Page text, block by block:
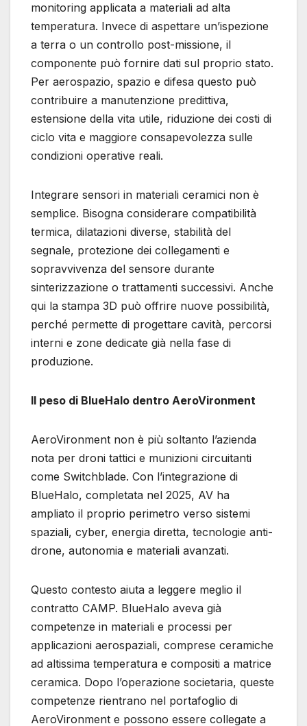
monitoring applicata a materiali ad alta
temperatura. Invece di aspettare un’ispezione
a terra o un controllo post-missione, il
componente può fornire dati sul proprio stato.
Per aerospazio, spazio e difesa questo può
contribuire a manutenzione predittiva,
estensione della vita utile, riduzione dei costi di
ciclo vita e maggiore consapevolezza sulle
condizioni operative reali.
Integrare sensori in materiali ceramici non è
semplice. Bisogna considerare compatibilità
termica, dilatazioni diverse, stabilità del
segnale, protezione dei collegamenti e
sopravvivenza del sensore durante
sinterizzazione o trattamenti successivi. Anche
qui la stampa 3D può offrire nuove possibilità,
perché permette di progettare cavità, percorsi
interni e zone dedicate già nella fase di
produzione.
Il peso di BlueHalo dentro AeroVironment
AeroVironment non è più soltanto l’azienda
nota per droni tattici e munizioni circuitanti
come Switchblade. Con l’integrazione di
BlueHalo, completata nel 2025, AV ha
ampliato il proprio perimetro verso sistemi
spaziali, cyber, energia diretta, tecnologie anti-
drone, autonomia e materiali avanzati.
Questo contesto aiuta a leggere meglio il
contratto CAMP. BlueHalo aveva già
competenze in materiali e processi per
applicazioni aerospaziali, comprese ceramiche
ad altissima temperatura e compositi a matrice
ceramica. Dopo l’operazione societaria, queste
competenze rientrano nel portafoglio di
AeroVironment e possono essere collegate a